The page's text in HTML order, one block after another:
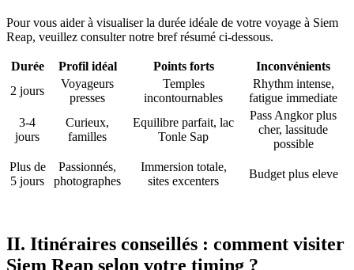
Pour vous aider à visualiser la durée idéale de votre voyage à Siem
Reap, veuillez consulter notre bref résumé ci-dessous.
Durée Profil idéal Points forts
Inconvénients
2 jours
Voyageurs
presses
Temples
incontournables
Rhythm intense,
fatigue immediate
3-4
jours
Curieux,
familles
Equilibre parfait, lac
Tonle Sap
Pass Angkor plus
cher, lassitude
possible
Plus de
5 jours
Passionnés,
photographes
Immersion totale,
sites excenters
Budget plus eleve
II. Itinéraires conseillés : comment visiter
Siem Reap selon votre timing ?